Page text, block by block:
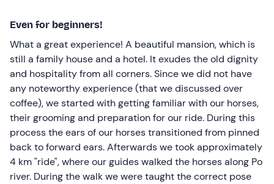
Even for beginners!
What a great experience! A beautiful mansion, which is
still a family house and a hotel. It exudes the old dignity
and hospitality from all corners. Since we did not have
any noteworthy experience (that we discussed over
coffee), we started with getting familiar with our horses,
their grooming and preparation for our ride. During this
process the ears of our horses transitioned from pinned
back to forward ears. Afterwards we took approximately
4 km "ride", where our guides walked the horses along Po
river. During the walk we were taught the correct pose